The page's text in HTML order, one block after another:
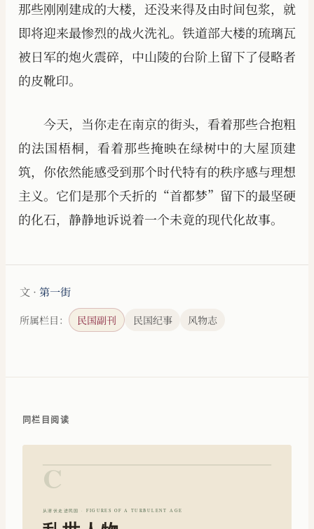
那些刚刚建成的大楼，还没来得及由时间包浆，就
即将迎来最惨烈的战火洗礼。铁道部大楼的琉璃瓦
被日军的炮火震碎，中山陵的台阶上留下了侵略者
的皮靴印。
今天，当你走在南京的街头，看着那些合抱粗
的法国梧桐，看着那些掩映在绿树中的大屋顶建
筑，你依然能感受到那个时代特有的秩序感与理想
主义。它们是那个夭折的“首都梦”留下的最坚硬
的化石，静静地诉说着一个未竟的现代化故事。
文 · 第一街
所属栏目： 民国副刊 民国纪事 风物志
同栏目阅读